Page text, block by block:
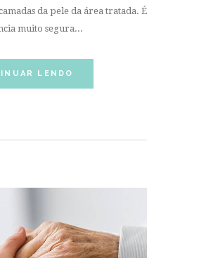
da pele da área tratada. É
muito segura...
LENDO